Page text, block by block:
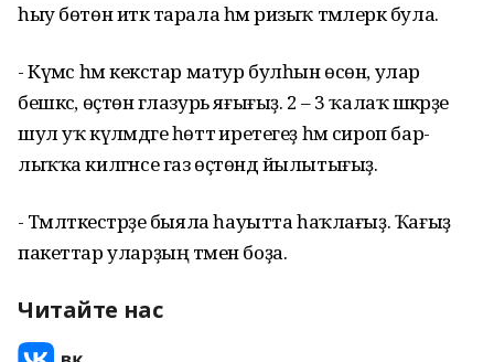
һыу бө­төн иткә тарала һәм ризыҡ тәмлерәк була.
- Күмәс һәм кекстар матур булһын өсөн, улар
бешкәс, өҫтөнә глазурь яғығыҙ. 2 – 3 ҡа­лаҡ шәкәрҙе
шул уҡ күләмдәге һөттә ире­тегеҙ һәм сироп бар­
лыҡҡа килгәнсе газ өҫтөндә йылытығыҙ.
- Тәмләткестәрҙе быя­ла һауытта һаҡ­лағыҙ. Ҡағыҙ
пакеттар уларҙың тәмен боҙа.
Читайте нас